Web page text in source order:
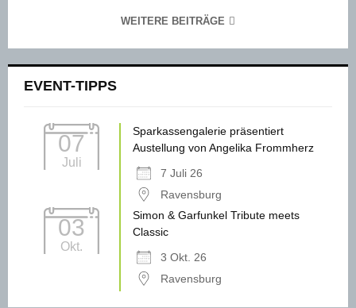
WEITERE BEITRÄGE
EVENT-TIPPS
07
Juli
Sparkassengalerie präsentiert
Austellung von Angelika Frommherz
7 Juli 26
Ravensburg
03
Okt.
Simon & Garfunkel Tribute meets
Classic
3 Okt. 26
Ravensburg